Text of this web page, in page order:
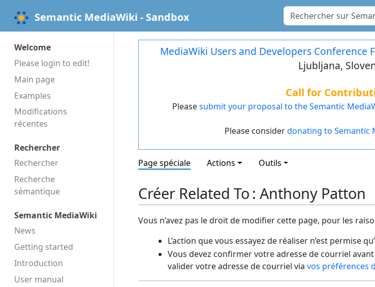
Semantic MediaWiki - Sandbox
Welcome
Please login to edit!
Main page
Examples
Modifications
récentes
Rechercher
Rechercher
Recherche
sémantique
Semantic MediaWiki
News
Getting started
Introduction
User manual
MediaWiki Users and Developers Conference
Ljubljana,
Call for
Pleasesubmit your proposal to the Semantic
Please considerdonating to Semantic
Page spéciale Actions Outils
Créer Related To : Anthony Patton
Vous n’avez pas le droit de modifier cette page, pour les
L’action que vous essayez de réaliser n’est permise
Vous devez confirmer votre adresse de courriel
valider votre adresse de courriel via vos préférences